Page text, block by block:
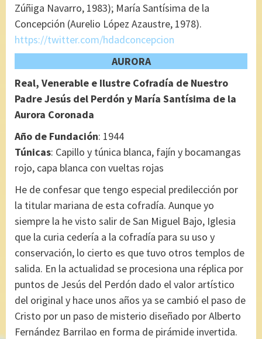
Zúñiga Navarro, 1983); María Santísima de la
Concepción (Aurelio López Azaustre, 1978).
https://twitter.com/hdadconcepcion
AURORA
Real, Venerable e Ilustre Cofradía de Nuestro
Padre Jesús del Perdón y María Santísima de la
Aurora Coronada
Año de Fundación: 1944
Túnicas: Capillo y túnica blanca, fajín y bocamangas
rojo, capa blanca con vueltas rojas
He de confesar que tengo especial predilección por
la titular mariana de esta cofradía. Aunque yo
siempre la he visto salir de San Miguel Bajo, Iglesia
que la curia cedería a la cofradía para su uso y
conservación, lo cierto es que tuvo otros templos de
salida. En la actualidad se procesiona una réplica por
puntos de Jesús del Perdón dado el valor artístico
del original y hace unos años ya se cambió el paso de
Cristo por un paso de misterio diseñado por Alberto
Fernández Barrilao en forma de pirámide invertida.